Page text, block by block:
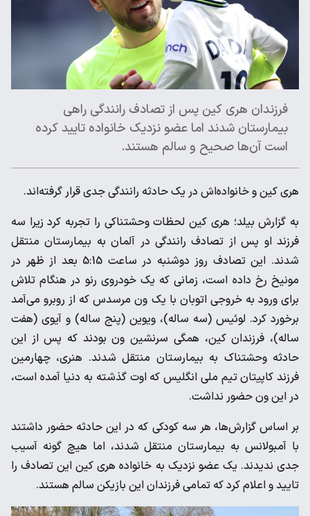
فرزندان هری کین پس از تصادف رانندگی راهی
بیمارستان شدند اما عضو نزدیک خانواده تایید کرده
است آن‌ها صحیح و سالم هستند.
هری کین و خانواده‌اش در یک حادثه رانندگی جدی قرار گرفته‌اند.
به گزارش بیلد؛ هری کین لحظات وحشتناکی را تجربه کرد زیرا سه
فرزند او پس از تصادف رانندگی در آلمان به بیمارستان منتقل
شدند. این تصادف روز دوشنبه در ساعت 5:15 بعد از ظهر در
مونیخ رخ داده است، زمانی که یک خودروی رنو در هنگام تلاش
برای ورود به خروجی اتوبان با یک ون مرسدس که از روبرو می‌آمد
برخورد کرد. لوئیس (سه ساله)، ویوین (پنج ساله) و آیوی (هفت
ساله)، فرزندان کین، همگی سرنشین ون بودند که پس از این
حادثه وحشتناک به بیمارستان منتقل شدند. هنری، چهارمین
فرزند کاپیتان تیم ملی انگلیس که اوت گذشته به دنیا آمده است،
در این ون حضور نداشت.
بر اساس گزارش‌ها، هر سه کودکی که در این حادثه حضور داشتند
با آمبولانس به بیمارستان منتقل شدند، اما هیچ گونه آسیب
جدی ندیدند. یک عضو نزدیک به خانواده هری کین این تصادف را
تایید و اعلام کرد که تمامی فرزندان این بازیکن سالم هستند.